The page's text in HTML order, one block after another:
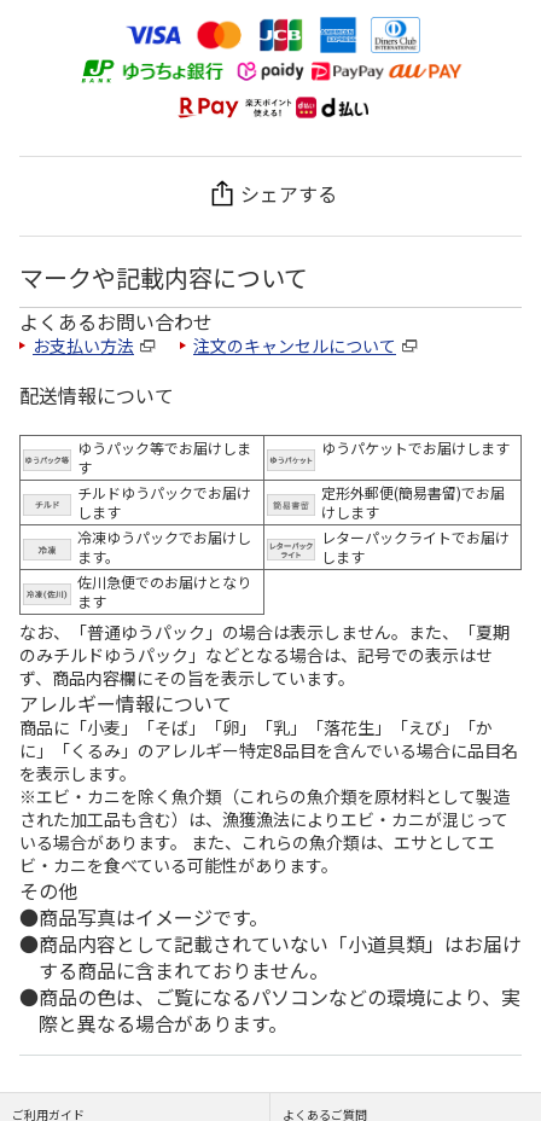
シェアする
マークや記載内容について
よくあるお問い合わせ
お支払い方法 注文のキャンセルについて
配送情報について
ゆうパック等でお届けしま
す
ゆうパケットでお届けします
チルドゆうパックでお届け
します
定形外郵便(簡易書留)でお届
けします
冷凍ゆうパックでお届けし
ます。
レターパックライトでお届け
します
佐川急便でのお届けとなり
ます
なお、「普通ゆうパック」の場合は表示しません。また、「夏期
のみチルドゆうパック」などとなる場合は、記号での表示はせ
ず、商品内容欄にその旨を表示しています。
アレルギー情報について
商品に「小麦」「そば」「卵」「乳」「落花生」「えび」「か
に」「くるみ」のアレルギー特定8品目を含んでいる場合に品目名
を表示します。
※エビ・カニを除く魚介類（これらの魚介類を原材料として製造
された加工品も含む）は、漁獲漁法によりエビ・カニが混じって
いる場合があります。 また、これらの魚介類は、エサとしてエ
ビ・カニを食べている可能性があります。
その他
商品写真はイメージです。
商品内容として記載されていない「小道具類」はお届け
する商品に含まれておりません。
商品の色は、ご覧になるパソコンなどの環境により、実
際と異なる場合があります。
ご利用ガイド よくあるご質問